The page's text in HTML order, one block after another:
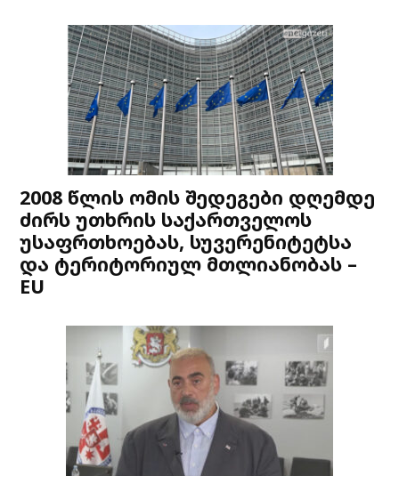
2008 წლის ომის შედეგები დღემდე
ძირს უთხრის საქართველოს
უსაფრთხოებას, სუვერენიტეტსა
და ტერიტორიულ მთლიანობას –
EU